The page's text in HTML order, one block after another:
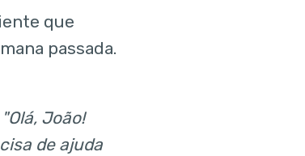
que
passada.
"Olá, João!
de ajuda